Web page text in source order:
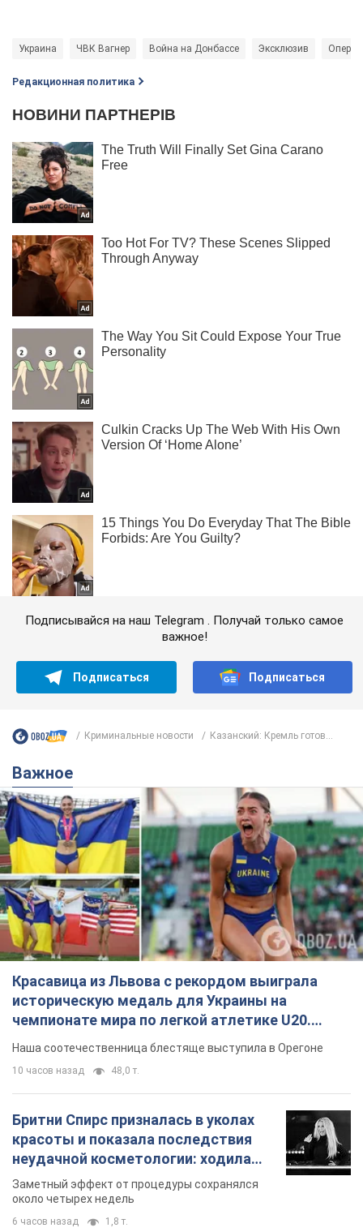
Украина ЧВК Вагнер Война на Донбассе Эксклюзив
Редакционная политика
Подписывайся на наш Telegram . Получай только самое
важное!
Подписаться Подписаться
Криминальные новости Казанский: Кремль готов...
Важное
Красавица из Львова с рекордом выиграла
историческую медаль для Украины на
чемпионате мира по легкой атлетике U20.
Видео
Наша соотечественница блестяще выступила в Орегоне
10 часов назад 48,0 т.
Бритни Спирс призналась в уколах
красоты и показала последствия
неудачной косметологии: ходила
так почти месяц
Заметный эффект от процедуры сохранялся
около четырех недель
6 часов назад 1,8 т.